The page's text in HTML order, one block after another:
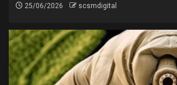
25/06/2026 scsmdigital